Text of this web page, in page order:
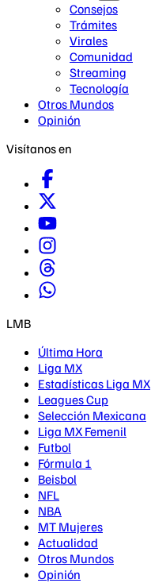
Consejos
Trámites
Virales
Comunidad
Streaming
Tecnología
Otros Mundos
Opinión
Visítanos en
LMB
Última Hora
Liga MX
Estadísticas Liga MX
Leagues Cup
Selección Mexicana
Liga MX Femenil
Futbol
Fórmula 1
Beisbol
NFL
NBA
MT Mujeres
Actualidad
Otros Mundos
Opinión